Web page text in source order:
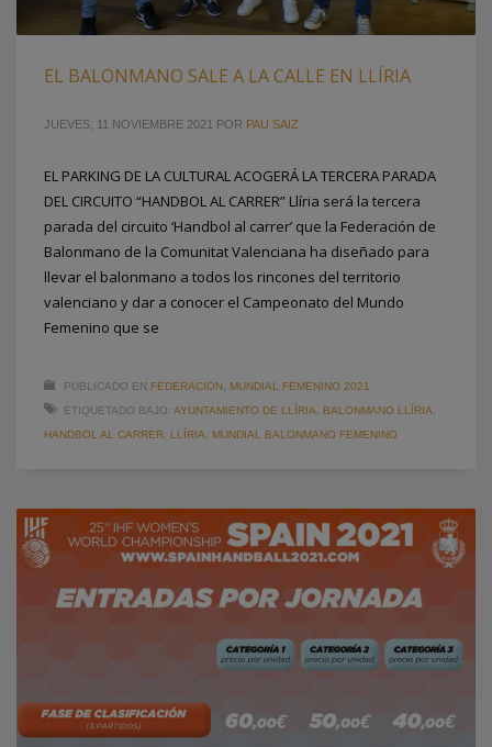
EL BALONMANO SALE A LA CALLE EN LLÍRIA
JUEVES, 11 NOVIEMBRE 2021 POR PAU SAIZ
EL PARKING DE LA CULTURAL ACOGERÁ LA TERCERA PARADA
DEL CIRCUITO “HANDBOL AL CARRER” Llíria será la tercera
parada del circuito ‘Handbol al carrer’ que la Federación de
Balonmano de la Comunitat Valenciana ha diseñado para
llevar el balonmano a todos los rincones del territorio
valenciano y dar a conocer el Campeonato del Mundo
Femenino que se
PUBLICADO EN FEDERACION
MUNDIAL FEMENINO 2021
ETIQUETADO BAJO: AYUNTAMIENTO DE LLÍRIA BALONMANO LLÍRIA
HANDBOL AL CARRER
LLÍRIA MUNDIAL BALONMANO FEMENINO